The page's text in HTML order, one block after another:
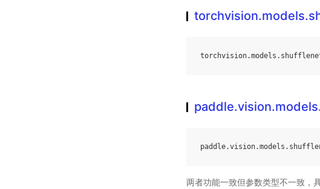
torchvision.models .
paddle.vision.models .
两者功能一致但参数类型不一致，